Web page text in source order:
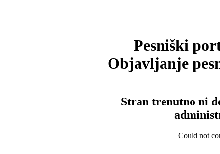
Pesniški
Objavljanje
Stran trenutno ni
Could not